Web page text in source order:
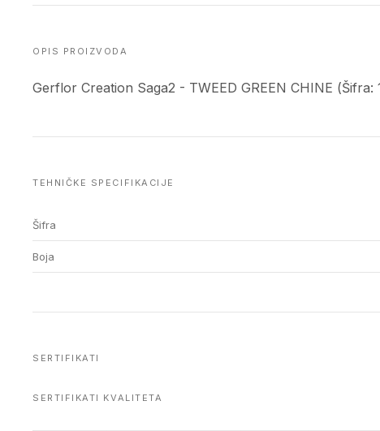
OPIS PROIZVODA
Gerflor Creation Saga2 - TWEED GREEN CHINE (Šifra:
TEHNIČKE SPECIFIKACIJE
Šifra
Boja
SERTIFIKATI
SERTIFIKATI KVALITETA